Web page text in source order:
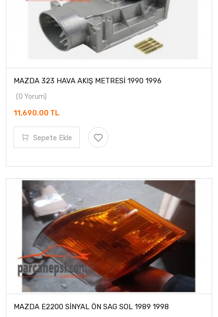
MAZDA 323 HAVA AKIŞ METRESİ 1990 1996
(0 Yorum)
11,690.00 TL
Sepete Ekle
MAZDA E2200 SİNYAL ÖN SAG SOL 1989 1998